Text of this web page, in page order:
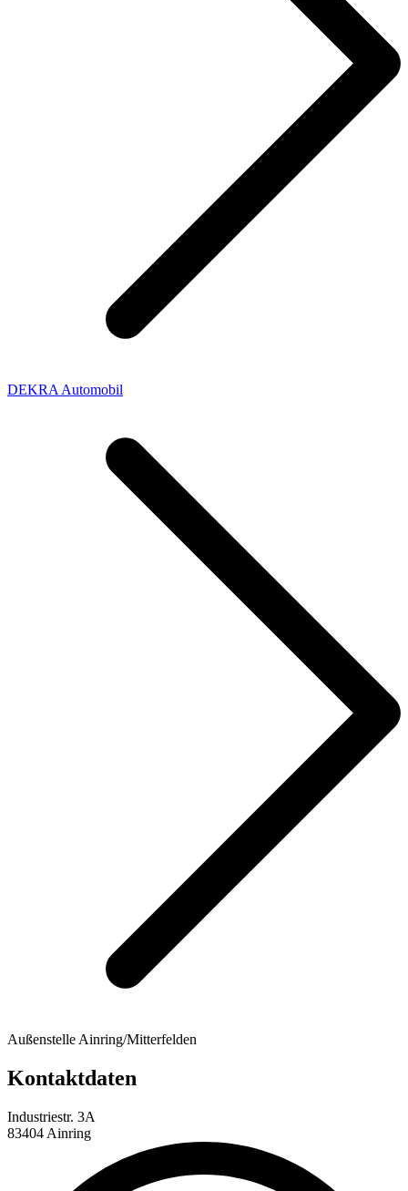
DEKRA Automobil
Außenstelle Ainring/Mitterfelden
Kontaktdaten
Industriestr. 3A
83404 Ainring